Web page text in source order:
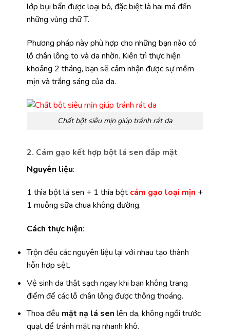
lớp bụi bẩn được loại bỏ, đặc biệt là hai má đến
những vùng chữ T.
Phương pháp này phù hợp cho những bạn nào có
lỗ chân lông to và da nhờn. Kiên trì thực hiện
khoảng 2 tháng, bạn sẽ cảm nhận được sự mềm
mịn và trắng sáng của da.
Chất bột siêu mịn giúp tránh rát da
2. Cám gạo kết hợp bột lá sen đắp mặt
Nguyên liệu:
1 thìa bột lá sen + 1 thìa bột cám gạo loại mịn +
1 muỗng sữa chua không đường.
Cách thực hiện:
Trộn đều các nguyên liệu lại với nhau tạo thành
hỗn hợp sệt.
Vệ sinh da thật sạch ngay khi bạn không trang
điểm để các lỗ chân lông được thông thoáng.
Thoa đều mặt nạ lá sen lên da, không ngồi trước
quạt để tránh mặt nạ nhanh khô.